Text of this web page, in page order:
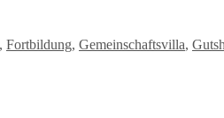
, Fortbildung, Gemeinschaftsvilla,